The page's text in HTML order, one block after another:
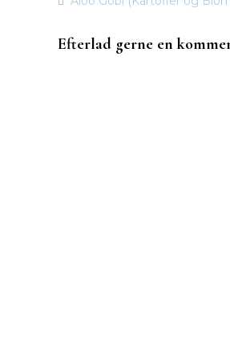
Indlægsnavigation
Efterlad gerne en